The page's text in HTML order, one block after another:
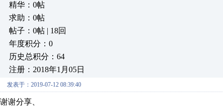
精华：0帖
求助：0帖
帖子：0帖 | 18回
年度积分：0
历史总积分：64
注册：2018年1月05日
发表于：2019-07-12 08:39:40
谢谢分享、